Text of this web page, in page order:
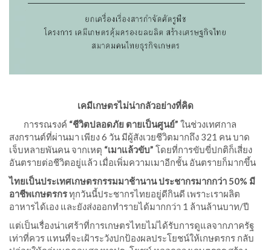
เคมีเกษตรไม่น่ากลัวอย่างที่คิด
การรณรงค์ “ชีวิตปลอดภัย ตายเป็นศูนย์” ในช่วงเทศกาล
สงกรานต์ที่ผ่านมา เพียง 6 วัน มีผู้สังเวยชีวิตมากถึง 321 คน บาด
เจ็บหลายพันคน จากเหตุ “เมาแล้วขับ” โดยที่การขับขี่ปกติก็เสี่ยง
อันตรายต่อชีวิตอยู่แล้ว เมื่อเพิ่มความเมาอีกชั้น อันตรายก็มากขึ้น
ไทยเป็นประเทศเกษตรกรรมมาช้านาน ประชากรมากกว่า 50% มี
อาชีพเกษตรกรทุกวันนี้ประชากรไทยอยู่ดีกินดี เพราะเราผลิต
อาหารได้เอง และยังส่งออกทำรายได้มากกว่า 1 ล้านล้านบาท/ปี
แต่เป็นเรื่องน่าเศร้าที่การเกษตรไทยไม่ได้รับการดูแลจากภาครัฐ
เท่าที่ควร แทนที่จะเฝ้าระวังปกป้องผลประโยชน์ให้เกษตรกร กลับ